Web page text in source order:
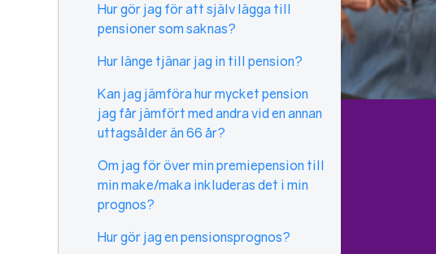
Hur gör jag för att själv lägga till
pensioner som saknas?
Hur länge tjänar jag in till pension?
Kan jag jämföra hur mycket pension
jag får jämfört med andra vid en annan
uttagsålder än 66 år?
Om jag för över min premiepension till
min make/maka inkluderas det i min
prognos?
Hur gör jag en pensionsprognos?